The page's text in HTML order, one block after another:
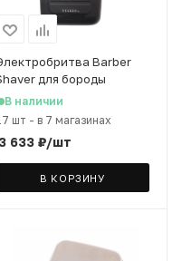
Barber
для бороды
В наличии
шт - в 7 магазинах
3 633 ₽/шт
В КОРЗИНУ